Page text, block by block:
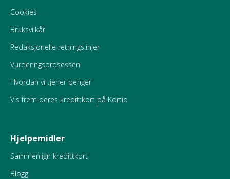
Cookies
Bruksvilkår
Redaksjonelle retningslinjer
Vurderingsprosessen
Hvordan vi tjener penger
Vis frem deres kredittkort på Kortio
Hjelpemidler
Sammenlign kredittkort
Blogg